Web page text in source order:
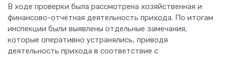
В ходе проверки была рассмотрена хозяйственная и
финансово-отчётная деятельность прихода. По итогам
инспекции были выявлены отдельные замечания,
которые оперативно устранялись, приводя
деятельность прихода в соответствие с